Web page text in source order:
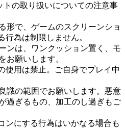
の取り扱いについての注意事
形で、ゲームのスクリーンショ
行為は制限しません。
ンは、ワンクッション置く、モ
お願いします。
使用は禁止。ご自身でプレイ中
識の範囲でお願いします。悪意
過ぎるもの、加工のし過ぎもご
ンにする行為はいかなる場合も